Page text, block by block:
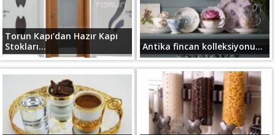
Torun Kapı’dan Hazır Kapı
Stokları...
Antika fincan kolleksiyonu...